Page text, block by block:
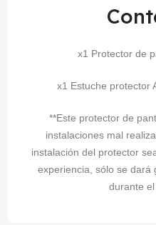
x1 Protector de
x1 Estuche protector
**Este protector de
instalaciones mal
instalación del protector
experiencia, sólo se dará
durante